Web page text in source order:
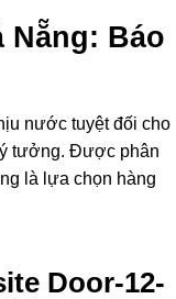
Nẵng: Báo
nước tuyệt đối cho
tưởng. Được phân
là lựa chọn hàng
Door-12-